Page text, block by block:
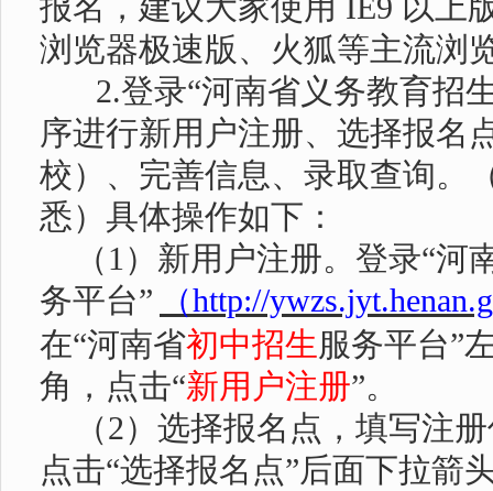
报名，建议大家使用 IE9 以上
浏览器极速版、火狐等主流浏
2.登录“河南省义务教育招
序进行新用户注册、选择报名
校）、完善信息、录取查询。
悉）具体操作如下：
（1）新用户注册。登录“河
务平台”
（http://
在“河南省初中招生服务平台”
角，点击“新用户注册”。
（2）选择报名点，填写注
点击“选择报名点”后面下拉